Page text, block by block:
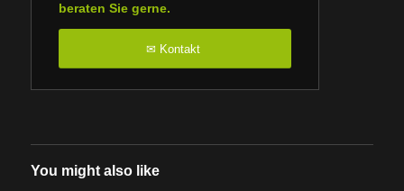
beraten Sie gerne.
✉ Kontakt
You might also like